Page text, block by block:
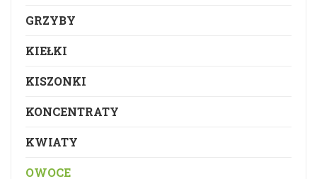
GRZYBY
KIEŁKI
KISZONKI
KONCENTRATY
KWIATY
OWOCE